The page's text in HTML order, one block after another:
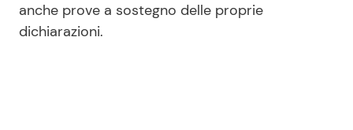
anche prove a sostegno delle proprie
dichiarazioni.